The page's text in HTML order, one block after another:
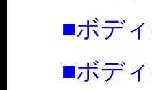
■ボデ
■ボデ